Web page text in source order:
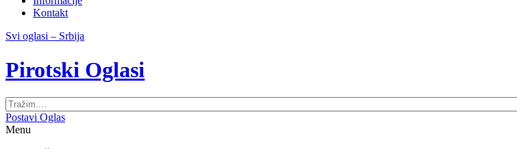
Kontakt
Svi oglasi – Srbija
Pirotski Oglasi
Postavi Oglas
Menu